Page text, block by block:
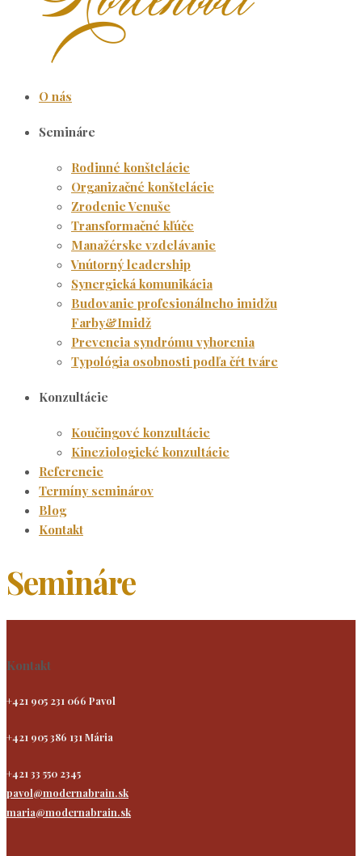
O nás
Semináre
Rodinné konštelácie
Organizačné konštelácie
Zrodenie Venuše
Transformačné kľúče
Manažérske vzdelávanie
Vnútorný leadership
Synergická komunikácia
Budovanie profesionálneho imidžu
Farby&Imidž
Prevencia syndrómu vyhorenia
Typológia osobnosti podľa čŕt tváre
Konzultácie
Koučingové konzultácie
Kineziologické konzultácie
Referencie
Termíny seminárov
Blog
Kontakt
Semináre
Kontakt
+421 905 231 066 Pavol
+421 905 386 131 Mária
+421 33 550 2345
pavol@modernabrain.sk
maria@modernabrain.sk